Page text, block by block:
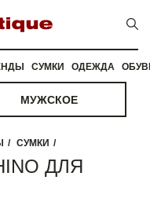
СУМКИ ОДЕЖДА
МУЖСКОЕ
СУМКИ
ДЛЯ